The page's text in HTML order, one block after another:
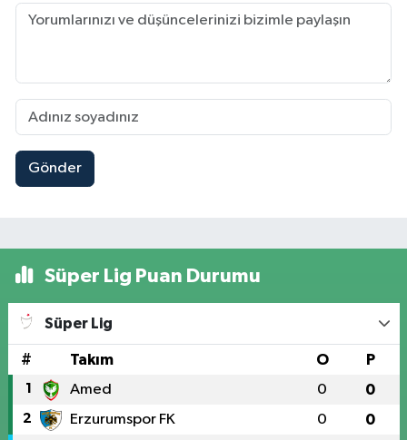
Gönder
Süper Lig Puan Durumu
Süper Lig
# Takım O P
1 Amed 0 0
2 Erzurumspor FK 0 0